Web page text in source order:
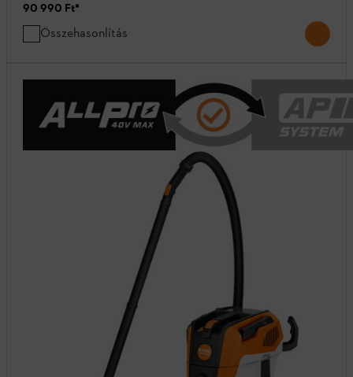
90 990 Ft*
Összehasonlítás